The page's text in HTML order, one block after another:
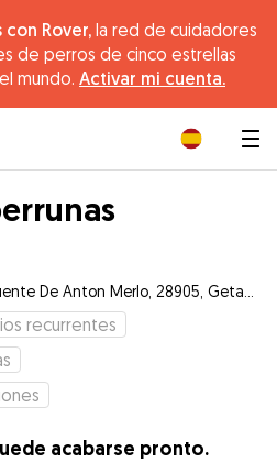
Rover, la red de cuidadores
de perros de cinco estrellas
mundo. Activar mi cuenta.
recurrentes
acabarse pronto.